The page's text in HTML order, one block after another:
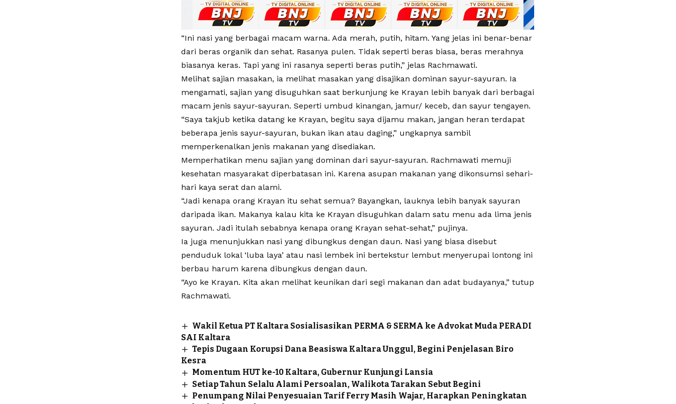
“Ini nasi yang berbagai macam warna. Ada merah, putih, hitam. Yang jelas ini benar-benar
dari beras organik dan sehat. Rasanya pulen. Tidak seperti beras biasa, beras merahnya
biasanya keras. Tapi yang ini rasanya seperti beras putih,” jelas Rachmawati.
Melihat sajian masakan, ia melihat masakan yang disajikan dominan sayur-sayuran. Ia
mengamati, sajian yang disuguhkan saat berkunjung ke Krayan lebih banyak dari berbagai
macam jenis sayur-sayuran. Seperti umbud kinangan, jamur/ keceb, dan sayur tengayen.
“Saya takjub ketika datang ke Krayan, begitu saya dijamu makan, jangan heran terdapat
beberapa jenis sayur-sayuran, bukan ikan atau daging,” ungkapnya sambil
memperkenalkan jenis makanan yang disediakan.
Memperhatikan menu sajian yang dominan dari sayur-sayuran. Rachmawati memuji
kesehatan masyarakat diperbatasan ini. Karena asupan makanan yang dikonsumsi sehari-
hari kaya serat dan alami.
“Jadi kenapa orang Krayan itu sehat semua? Bayangkan, lauknya lebih banyak sayuran
daripada ikan. Makanya kalau kita ke Krayan disuguhkan dalam satu menu ada lima jenis
sayuran. Jadi itulah sebabnya kenapa orang Krayan sehat-sehat,” pujinya.
Ia juga menunjukkan nasi yang dibungkus dengan daun. Nasi yang biasa disebut
penduduk lokal ‘luba laya’ atau nasi lembek ini bertekstur lembut menyerupai lontong ini
berbau harum karena dibungkus dengan daun.
“Ayo ke Krayan. Kita akan melihat keunikan dari segi makanan dan adat budayanya,” tutup
Rachmawati.
Wakil Ketua PT Kaltara Sosialisasikan PERMA & SERMA ke Advokat Muda PERADI
SAI Kaltara
Tepis Dugaan Korupsi Dana Beasiswa Kaltara Unggul, Begini Penjelasan Biro
Kesra
Momentum HUT ke-10 Kaltara, Gubernur Kunjungi Lansia
Setiap Tahun Selalu Alami Persoalan, Walikota Tarakan Sebut Begini
Penumpang Nilai Penyesuaian Tarif Ferry Masih Wajar, Harapkan Peningkatan